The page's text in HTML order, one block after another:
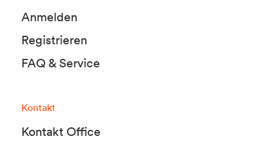
Anmelden
Registrieren
FAQ & Service
Kontakt
Kontakt Office